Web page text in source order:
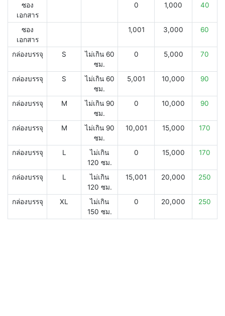
ซอง
เอกสาร
0 1,000 40
ซอง
เอกสาร
1,001 3,000 60
กล่องบรรจุ S
ไม่เกิน 60
ซม.
0 5,000 70
กล่องบรรจุ S
ไม่เกิน 60
ซม.
5,001 10,000 90
กล่องบรรจุ M
ไม่เกิน 90
ซม.
0 10,000 90
กล่องบรรจุ M
ไม่เกิน 90
ซม.
10,001 15,000 170
กล่องบรรจุ L
ไม่เกิน
120 ซม.
0 15,000 170
กล่องบรรจุ L
ไม่เกิน
120 ซม.
15,001 20,000 250
กล่องบรรจุ XL
ไม่เกิน
150 ซม.
0 20,000 250